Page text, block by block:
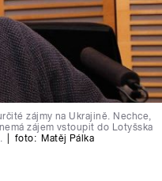
zájmy na Ukrajině. Nechce,
zájem vstoupit do Lotyšska
foto: Matěj Pálka